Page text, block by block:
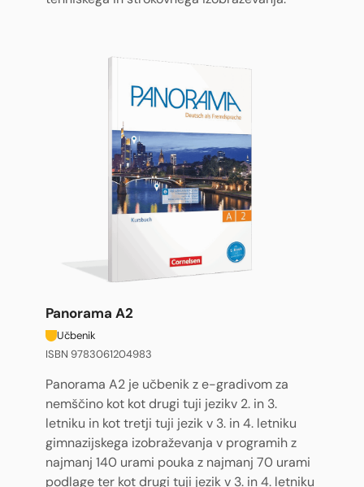
Panorama A2
Učbenik
ISBN 9783061204983
Panorama A2 je učbenik z e-gradivom za
nemščino kot kot drugi tuji jezikv 2. in 3.
letniku in kot tretji tuji jezik v 3. in 4. letniku
gimnazijskega izobraževanja v programih z
najmanj 140 urami pouka z najmanj 70 urami
podlage ter kot drugi tuji jezik v 3. in 4. letniku